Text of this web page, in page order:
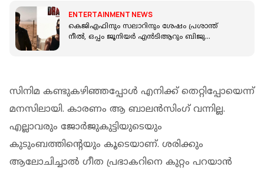
ENTERTAINMENT NEWS
കെജിഎഫിനും സലാറിനും ശേഷം പ്രശാന്ത്
നീൽ, ഒപ്പം ജൂനിയർ എൻടിആറും ബിജു
സിനിമ കണ്ടുകഴിഞ്ഞപ്പോള്‍ എനിക്ക് തെറ്റിപ്പോയെന്ന്
മനസിലായി. കാരണം ആ ബാലന്‍സിം​ഗ് വന്നില്ല.
എല്ലാവരും ജോര്‍ജുകുട്ടിയുടെയും
കുടുംബത്തിന്‍റെയും കൂടെയാണ്. ശരിക്കും
ആലോചിച്ചാല്‍ ​ഗീത പ്രഭാകറിനെ കുറ്റം പറയാന്‍